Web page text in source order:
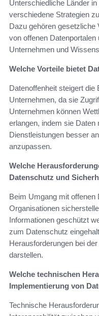
Unterschiedliche Länder
verschiedene Strategien
Dazu gehören gesetzliche
von offenen
Unternehmen und
Welche Vorteile bietet
Datenoffenheit steigert
Unternehmen, da sie
Unternehmen können
erlangen, indem sie
Dienstleistungen besser
anzupassen.
Welche
Datenschutz und
Beim Umgang mit
Organisationen
Informationen geschützt
zum Datenschutz
Herausforderungen bei
darstellen.
Welche technischen
Implementierung von
Technische